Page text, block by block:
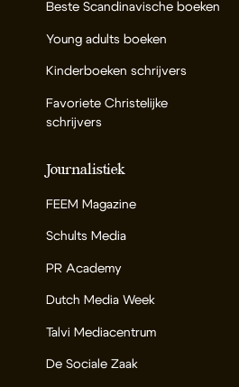
Beste Scandinavische boeken
Young adults boeken
Kinderboeken schrijvers
Favoriete Christelijke
schrijvers
Journalistiek
FEEM Magazine
Schults Media
PR Academy
Dutch Media Week
Talvi Mediacentrum
De Sociale Zaak